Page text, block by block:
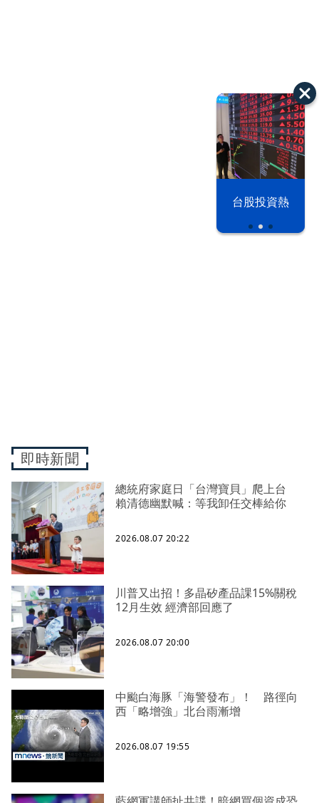
台股投資熱
即時新聞
總統府家庭日「台灣寶貝」爬上台
賴清德幽默喊：等我卸任交棒給你
2026.08.07 20:22
川普又出招！多晶矽產品課15%關稅
12月生效 經濟部回應了
2026.08.07 20:00
中颱白海豚「海警發布」！ 路徑向
西「略增強」北台雨漸增
2026.08.07 19:55